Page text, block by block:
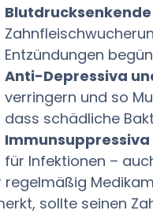
Entzündungen
Anti-Depressiva
verringern und so
dass schädliche
Immunsuppressiva
für Infektionen –
regelmäßig
sollte seinen